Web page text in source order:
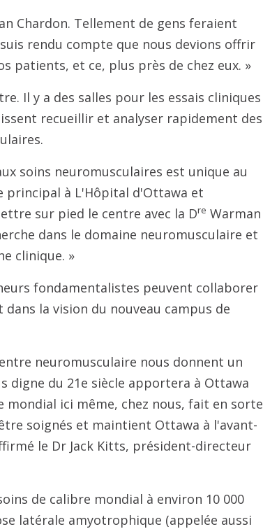
Chardon. Tellement de gens feraient
rendu compte que nous devions offrir
patients, et ce, plus près de chez eux. »
Il y a des salles pour les essais cliniques
recueillir et analyser rapidement des
soins neuromusculaires est unique au
principal à L'Hôpital d'Ottawa et
sur pied le centre avec la Dre Warman
dans le domaine neuromusculaire et
clinique. »
fondamentalistes peuvent collaborer
la vision du nouveau campus de
neuromusculaire nous donnent un
digne du 21e siècle apportera à Ottawa
ici même, chez nous, fait en sorte
soignés et maintient Ottawa à l'avant-
le Dr Jack Kitts, président-directeur
de calibre mondial à environ 10 000
latérale amyotrophique (appelée aussi